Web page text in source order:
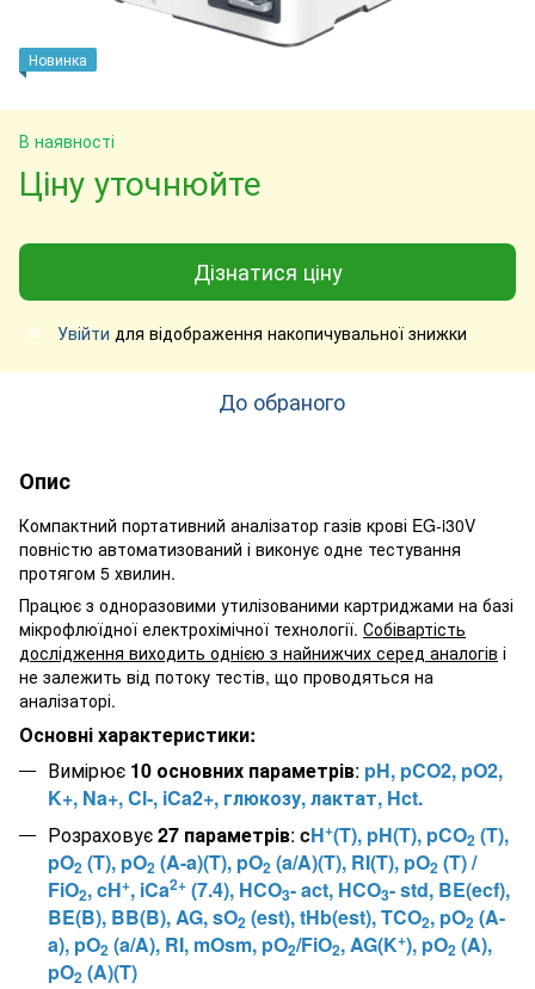
Новинка
В наявності
Ціну уточнюйте
Дізнатися ціну
% Увійти для відображення накопичувальної знижки
До обраного
Опис
Компактний портативний аналізатор газів крові EG-i30V
повністю автоматизований і виконує одне тестування
протягом 5 хвилин.
Працює з одноразовими утилізованими картриджами на базі
мікрофлюїдної електрохімічної технології. Собівартість
дослідження виходить однією з найнижчих серед аналогів і
не залежить від потоку тестів, що проводяться на
аналізаторі.
Основні характеристики:
Вимірює 10 основних параметрів: pH, pCO2, pO2,
K+, Na+, Cl-, iCa2+, глюкозу, лактат, Hct.
Розраховує27 параметрів: cH+(T), pH(T), pCO2 (T),
pO2 (T), pO2 (A-a)(T), pO2 (a/A)(T), RI(T), pO2 (T) /
FiO2, cH+, iCa2+ (7.4), HCO3- act, HCO3- std, BE(ecf),
BE(B), BB(B), AG, sO2 (est), tHb(est), TCO2, pO2 (A-
a), pO2 (a/A), RI, mOsm, pO2/FiO2, AG(K+), pO2 (A),
pO2 (A)(T)